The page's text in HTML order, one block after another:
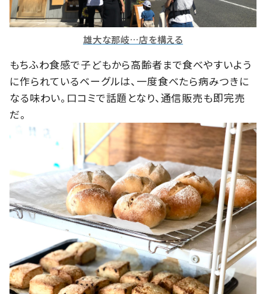
雄大な那岐…店を構える
もちふわ食感で子どもから高齢者まで食べやすいよう
に作られているベーグルは、一度食べたら病みつきに
なる味わい。口コミで話題となり、通信販売も即完売
だ。